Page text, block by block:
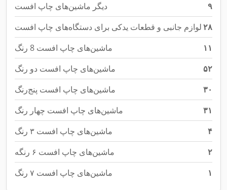
دیگر ماشین‌های چاپ افست
۹
لوازم جانبی و قطعات یدکی برای دستگاه‌های چاپ افست۲۸
ماشین‌های چاپ افست 8 رنگ
۱۱
ماشین‌های چاپ افست دو رنگ
۵۲
ماشین‌های چاپ افست پنج‌رنگ
۳۰
ماشین‌های چاپ افست چهار رنگ
۳۱
ماشین‌های چاپ افست ۳ رنگ
۴
ماشین‌های چاپ افست ۶ رنگه
۲
ماشین‌های چاپ افست ۷ رنگ
۱